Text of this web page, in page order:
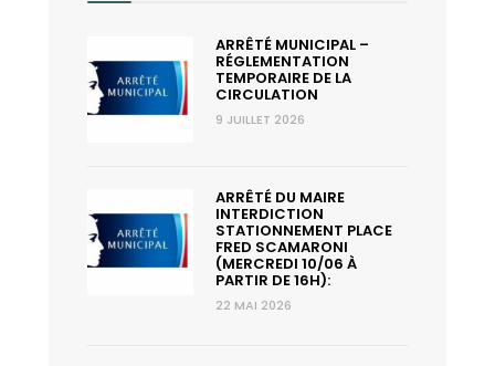
ARRÊTÉ MUNICIPAL –
RÉGLEMENTATION
TEMPORAIRE DE LA
CIRCULATION
9 JUILLET 2026
ARRÊTÉ DU MAIRE
INTERDICTION
STATIONNEMENT PLACE
FRED SCAMARONI
(MERCREDI 10/06 À
PARTIR DE 16H):
22 MAI 2026